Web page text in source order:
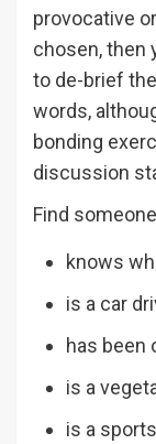
provocative
chosen, then
to de-brief
words,
bonding
discussion
Find
knows
is a car
has been
is a
is a